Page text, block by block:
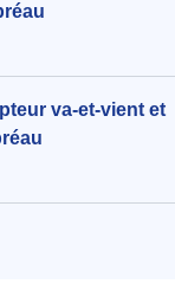
va-et-vient et